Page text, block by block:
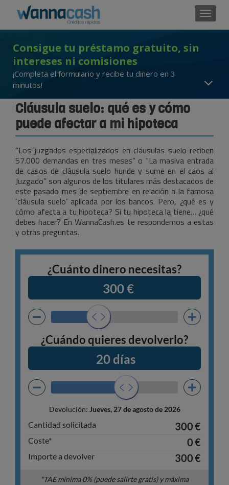
Consigue tu préstamo gratuito, sin
intereses ni comisiones
¡Completa el formulario y recibe tu dinero en 3
minutos!
Cláusula suelo: qué es y cómo
puede afectar a mi hipoteca
“Los juzgados especializados en cláusulas suelo reciben
57.000 demandas en tres meses” o “La masiva entrada
de casos de cláusula suelo hunde y sume en el caos al
Juzgado” son algunos de los titulares más destacados de
este pasado mes de septiembre en relación a la famosa
‘cláusula suelo’ aplicada por los bancos. Pero, ¿qué es y
cómo afecta a tu hipoteca? Si tu hipoteca la tiene… ¿qué
debes hacer? En WannaCash.es te respondemos a estas
y otras preguntas.